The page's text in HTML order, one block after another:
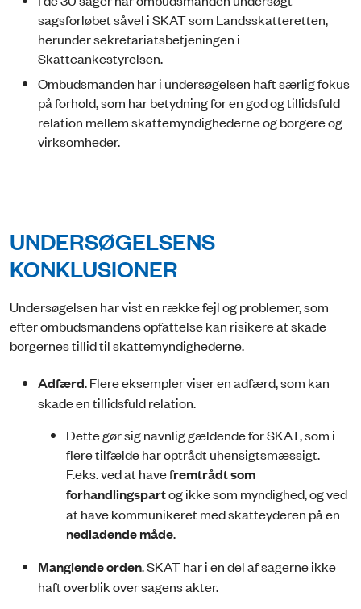
sagsforløbet såvel i SKAT som Landsskatteretten,
herunder sekretariatsbetjeningen i
Skatteankestyrelsen.
Ombudsmanden har i undersøgelsen haft særlig fokus
på forhold, som har betydning for en god og tillidsfuld
relation mellem skattemyndighederne og borgere og
virksomheder.
UNDERSØGELSENS
KONKLUSIONER
Undersøgelsen har vist en række fejl og problemer, som
efter ombudsmandens opfattelse kan risikere at skade
borgernes tillid til skattemyndighederne.
Adfærd. Flere eksempler viser en adfærd, som kan
skade en tillidsfuld relation.
Dette gør sig navnlig gældende for SKAT, som i
flere tilfælde har optrådt uhensigtsmæssigt.
F.eks. ved at have fremtrådt som
forhandlingspartog ikke som myndighed, og ved
at have kommunikeret med skatteyderen på en
nedladende måde.
Manglende orden. SKAT har i en del af sagerne ikke
haft overblik over sagens akter.